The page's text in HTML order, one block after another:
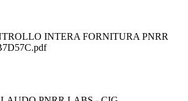
INTERA FORNITURA PNRR